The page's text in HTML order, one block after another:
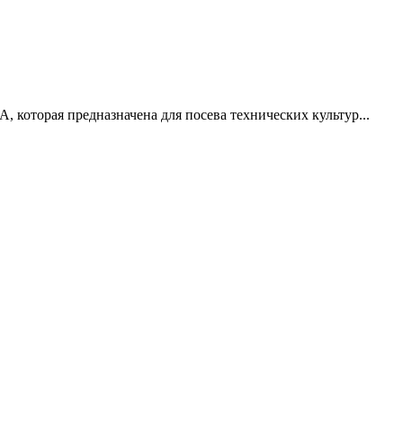
предназначена для посева технических культур...